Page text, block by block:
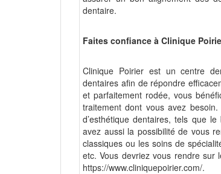
dentaire.
Faites confiance à Clinique
Clinique Poirier est un centre
dentaires afin de répondre
et parfaitement rodée, vous
traitement dont vous avez
d’esthétique dentaires, tels que
avez aussi la possibilité de vous
classiques ou les soins de
etc. Vous devriez vous rendre sur
https://www.cliniquepoirier.com/.